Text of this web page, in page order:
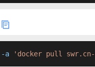
a 'docker pull swr.cn-